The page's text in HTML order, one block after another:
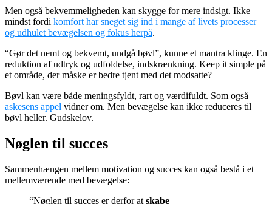
Men også bekvemmeligheden kan skygge for mere indsigt. Ikke
mindst fordi komfort har sneget sig ind i mange af livets processer
og udhulet bevægelsen og fokus herpå.
“Gør det nemt og bekvemt, undgå bøvl”, kunne et mantra klinge. En
reduktion af udtryk og udfoldelse, indskrænkning. Keep it simple på
et område, der måske er bedre tjent med det modsatte?
Bøvl kan være både meningsfyldt, rart og værdifuldt. Som også
askesens appel vidner om. Men bevægelse kan ikke reduceres til
bøvl heller. Gudskelov.
Nøglen til succes
Sammenhængen mellem motivation og succes kan også bestå i et
mellemværende med bevægelse:
“Nøglen til succes er derfor at skabe